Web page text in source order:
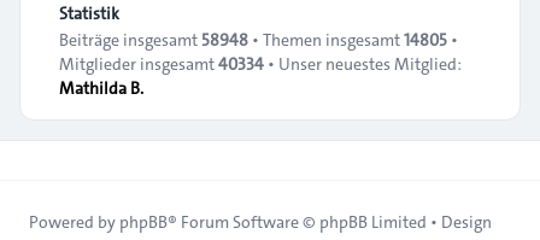
Statistik
Beiträge insgesamt 58948• Themen insgesamt14805•
Mitglieder insgesamt40334• Unser neuestes Mitglied:
Mathilda B.
Powered by phpBB® Forum Software © phpBB Limited • Design